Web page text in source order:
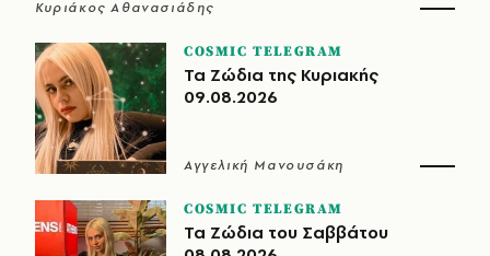
Κυριάκος Αθανασιάδης
COSMIC TELEGRAM
Τα Ζώδια της Κυριακής
09.08.2026
Αγγελική Μανουσάκη
COSMIC TELEGRAM
Τα Ζώδια του Σαββάτου